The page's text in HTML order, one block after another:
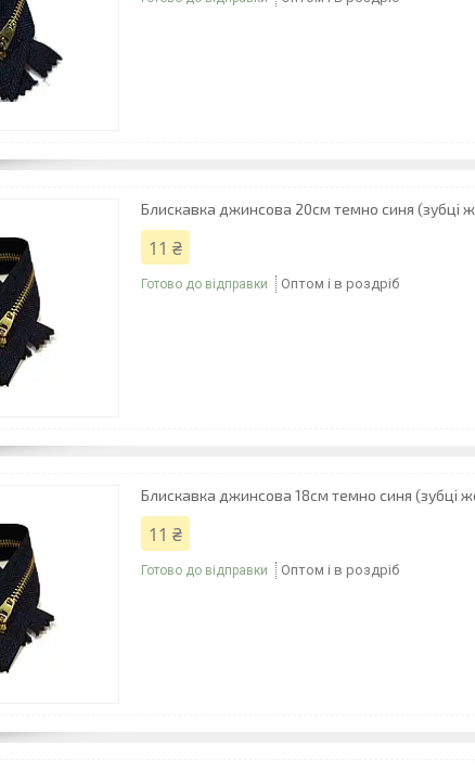
Блискавка джинсова 20см темно синя (зубці
11 ₴
Готово до відправки Оптом і в роздріб
Блискавка джинсова 18см темно синя (зубці
11 ₴
Готово до відправки Оптом і в роздріб